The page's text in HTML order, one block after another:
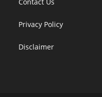
Privacy Policy
Disclaimer